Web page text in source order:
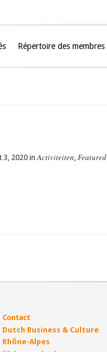
Répertoire des membres
3, 2020 inActiviteiten, Featured
Contact
Dutch Business & Culture
Rhône-Alpes